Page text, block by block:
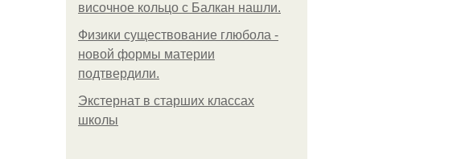
височное кольцо с Балкан нашли.
Физики существование глюбола -
новой формы материи
подтвердили.
Экстернат в старших классах
школы